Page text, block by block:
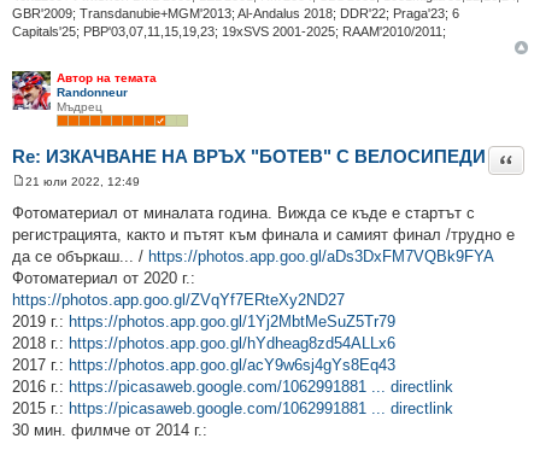
GBR'2009; Transdanubie+MGM'2013; Al-Andalus 2018; DDR'22; Praga'23; 6
Capitals'25; PBP'03,07,11,15,19,23; 19xSVS 2001-2025; RAAM'2010/2011;
Автор на темата
Randonneur
Мъдрец
Re: ИЗКАЧВАНЕ НА ВРЪХ "БОТЕВ" С ВЕЛОСИПЕДИ
е
н
е
21 юли 2022, 12:49
Фотоматериал от миналата година. Вижда се къде е стартът с
регистрацията, както и пътят към финала и самият финал /трудно е
да се объркаш... / https://photos.app.goo.gl/aDs3DxFM7VQBk9FYA
Фотоматериал от 2020 г.:
https://photos.app.goo.gl/ZVqYf7ERteXy2ND27
2019 г.: https://photos.app.goo.gl/1Yj2MbtMeSuZ5Tr79
2018 г.: https://photos.app.goo.gl/hYdheag8zd54ALLx6
2017 г.: https://photos.app.goo.gl/acY9w6sj4gYs8Eq43
2016 г.: https://picasaweb.google.com/1062991881 ... directlink
2015 г.: https://picasaweb.google.com/1062991881 ... directlink
30 мин. филмче от 2014 г.: